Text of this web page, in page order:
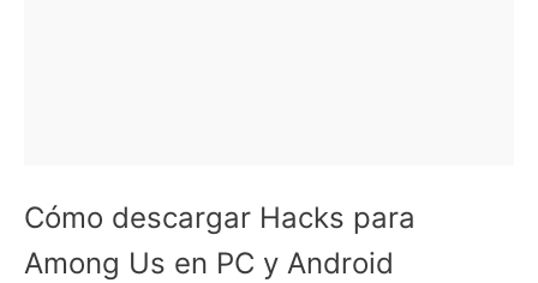
Cómo descargar Hacks para
Among Us en PC y Android